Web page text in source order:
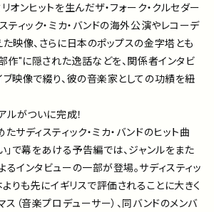
オンヒットを生んだザ・フォーク・クルセダー
ティック・ミカ・バンドの海外公演やレコーデ
映像、さらに日本のポップスの金字塔とも
作"に隠された逸話などを、関係者インタビ
映像で綴り、彼の音楽家としての功績を紐
がついに完成！
サディスティック・ミカ・バンドのヒット曲
」で幕をあける予告編では、ジャンルをまた
インタビューの一部が登場。サディスティッ
よりも先にイギリスで評価されることに大きく
ス（音楽プロデューサー）、同バンドのメンバ